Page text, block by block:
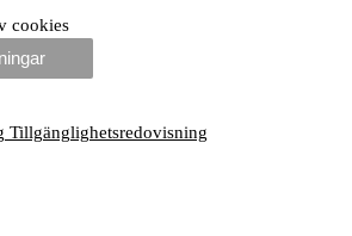
cookies
Tillgänglighetsredovisning